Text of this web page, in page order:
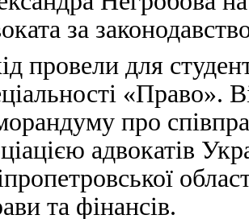
за
провели для
«Право».
про
адвокатів
та фінансів.